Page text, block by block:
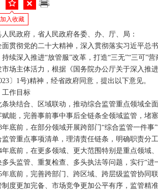
加入收藏
民政府，省人民政府各委、办、厅、局：
彻党的二十大精神，深入贯彻落实习近平总
续深入推进“放管服”改革，打造“三无”“三可”
市场主体活力，根据《国务院办公厅关于深入推
〕1号)精神，经省政府同意，提出以下意见。
作目标
结合、区域联动，推动综合监管重点领域全面
赋能，完善事前事中事后全链条全领域监管，堵
前，在部分领域开展跨部门“综合监管一件事
管重点事项清单，理清责任链条，明确职责分
前，在更多领域、更大范围特别是重点领域、
头监管、重复检查、多头执法等问题，实行“进
前，完善跨部门、跨区域、跨层级监管协同
制度更加完备、市场竞争更加公平有序，监管精